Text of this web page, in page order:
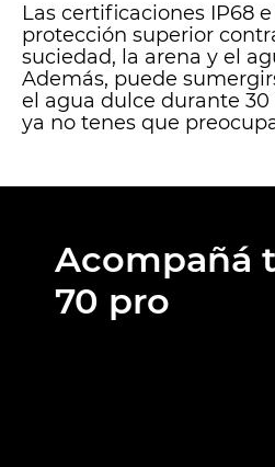
Las certificaciones IP68
protección superior
suciedad, la arena y el
Además, puede
el agua dulce durante
ya no tenes que
Acompañá
70 pro